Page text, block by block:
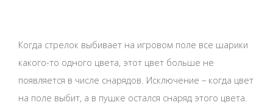
Когда стрелок выбивает на игровом поле все шарики
какого-то одного цвета, этот цвет больше не
появляется в числе снарядов. Исключение – когда цвет
на поле выбит, а в пушке остался снаряд этого цвета.